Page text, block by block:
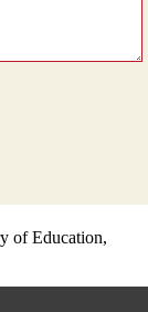
of Education,